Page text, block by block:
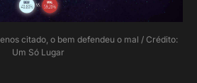
citado, o bem defendeu o mal / Crédito:
Um Só Lugar